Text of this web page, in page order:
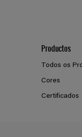
Productos
Todos os
Cores
Certificados